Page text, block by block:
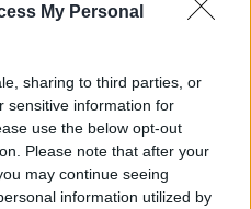
My Personal
sharing to third parties, or
sensitive information for
use the below opt-out
Please note that after your
may continue seeing
information utilized by